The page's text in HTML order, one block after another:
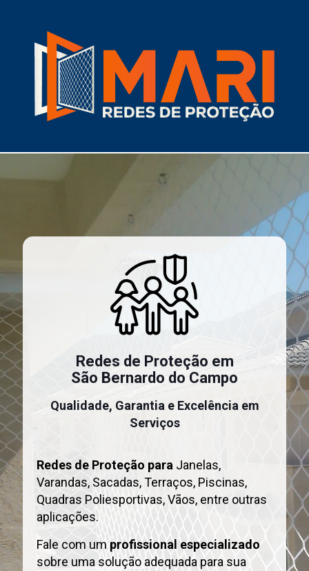
Redes de Proteção em
São Bernardo do Campo
Qualidade, Garantia e Excelência em
Serviços
Varandas, Sacadas, Terraços, Piscinas,
Quadras Poliesportivas, Vãos, entre outras
Fale com um
profissional especializado
sobre uma solução adequada para sua
necessidade.
Solicitar Orçamento
Redes de Proteção em
São Bernardo do Campo
Qualidade, Garantia e Excelência em
Serviços
Redes de Proteção para Janelas,
Varandas, Sacadas, Terraços, Piscinas,
Quadras Poliesportivas, Vãos, entre outras
aplicações.
Fale com umprofissional especializado
sobre uma solução adequada para sua